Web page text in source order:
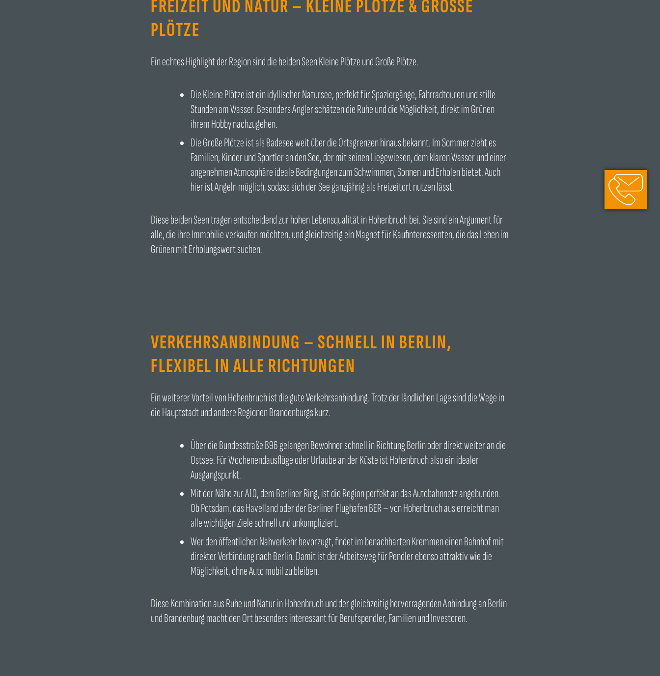
033051 229988
FREIZEIT UND NATUR – KLEINE PLÖTZE & GROSSE P
LÖTZE
Ein echtes Highlight der Region sind die beiden Seen Kleine Plötze und Große Plötze.
Die Kleine Plötze ist ein idyllischer Natursee, perfekt für Spaziergänge, Fahrradtouren und stille
Stunden am Wasser. Besonders Angler schätzen die Ruhe und die Möglichkeit, direkt im Grünen
ihrem Hobby nachzugehen.
Die Große Plötze ist als Badesee weit über die Ortsgrenzen hinaus bekannt. Im Sommer zieht es
Familien, Kinder und Sportler an den See, der mit seinen Liegewiesen, dem klaren Wasser und einer
angenehmen Atmosphäre ideale Bedingungen zum Schwimmen, Sonnen und Erholen bietet. Auch
hier ist Angeln möglich, sodass sich der See ganzjährig als Freizeitort nutzen lässt.
Diese beiden Seen tragen entscheidend zur hohen Lebensqualität in Hohenbruch bei. Sie sind ein Argument für
alle, die ihre Immobilie verkaufen möchten, und gleichzeitig ein Magnet für Kaufinteressenten, die das Leben im
Grünen mit Erholungswert suchen.
VERKEHRSANBINDUNG – SCHNELL IN BERLIN,
FLEXIBEL IN ALLE RICHTUNGEN
Ein weiterer Vorteil von Hohenbruch ist die gute Verkehrsanbindung. Trotz der ländlichen Lage sind die Wege in
die Hauptstadt und andere Regionen Brandenburgs kurz.
Über die Bundesstraße B96 gelangen Bewohner schnell in Richtung Berlin oder direkt weiter an die
Ostsee. Für Wochenendausflüge oder Urlaube an der Küste ist Hohenbruch also ein idealer
Ausgangspunkt.
Mit der Nähe zur A10, dem Berliner Ring, ist die Region perfekt an das Autobahnnetz angebunden.
Ob Potsdam, das Havelland oder der Berliner Flughafen BER – von Hohenbruch aus erreicht man
alle wichtigen Ziele schnell und unkompliziert.
Wer den öffentlichen Nahverkehr bevorzugt, findet im benachbarten Kremmen einen Bahnhof mit
direkter Verbindung nach Berlin. Damit ist der Arbeitsweg für Pendler ebenso attraktiv wie die
Möglichkeit, ohne Auto mobil zu bleiben.
Diese Kombination aus Ruhe und Natur in Hohenbruch und der gleichzeitig hervorragenden Anbindung an Berlin
und Brandenburg macht den Ort besonders interessant für Berufspendler, Familien und Investoren.